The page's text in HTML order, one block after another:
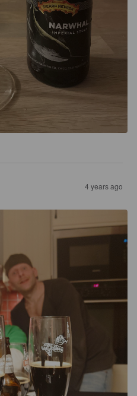
4 years ago